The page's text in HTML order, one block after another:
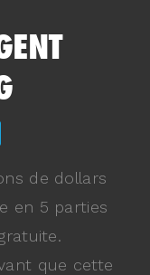
de dollars
en 5 parties
que cette